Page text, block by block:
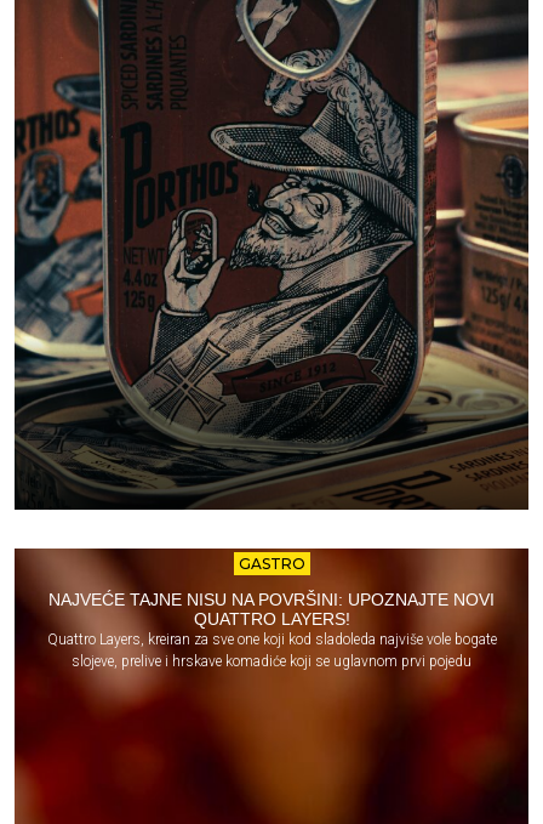
GASTRO
NAJVEĆE TAJNE NISU NA POVRŠINI: UPOZNAJTE NOVI
QUATTRO LAYERS!
Quattro Layers, kreiran za sve one koji kod sladoleda najviše vole bogate
slojeve, prelive i hrskave komadiće koji se uglavnom prvi pojedu